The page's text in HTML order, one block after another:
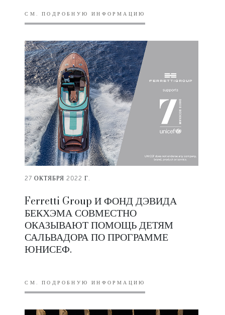
СМ. ПОДРОБНУЮ ИНФОРМАЦИЮ
27 ОКТЯБРЯ 2022 Г.
Ferretti Group И ФОНД ДЭВИДА
БЕКХЭМА СОВМЕСТНО
ОКАЗЫВАЮТ ПОМОЩЬ ДЕТЯМ
САЛЬВАДОРА ПО ПРОГРАММЕ
ЮНИСЕФ.
СМ. ПОДРОБНУЮ ИНФОРМАЦИЮ